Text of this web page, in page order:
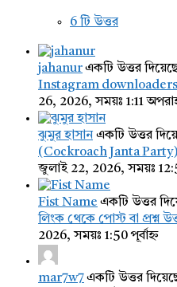
6 টি উত্তর
jahanurএকটি উত্তর
Instagram
26, 2026, সময়ঃ 1:11
ঝুমুর হাসানএকটি উত্তর
(Cockroach Janta
জুলাই 22, 2026, সময়ঃ
Fist Name একটি উত্তর
লিংক থেকে পোস্ট বা প্রশ্ন
2026, সময়ঃ 1:50 পূর্বাহ্ন
mar7w7একটি উত্তর